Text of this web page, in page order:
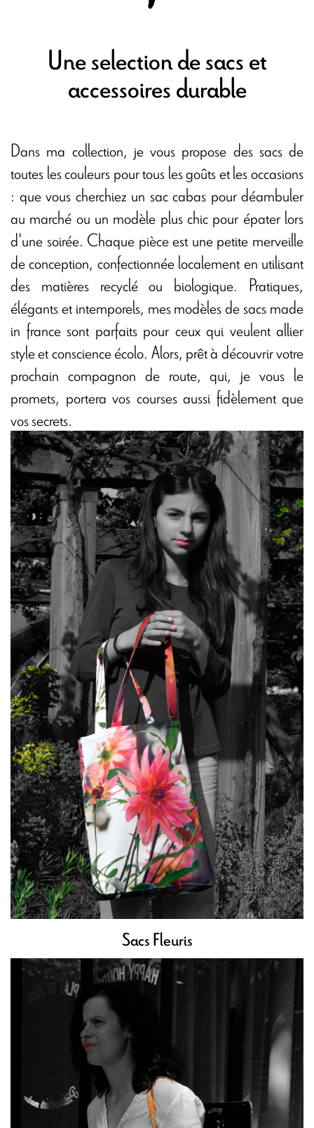
Une selection de sacs et
accessoires durable
Dans ma collection, je vous propose des sacs de
toutes les couleurs pour tous les goûts et les occasions
: que vous cherchiez un sac cabas pour déambuler
au marché ou un modèle plus chic pour épater lors
d'une soirée. Chaque pièce est une petite merveille
de conception, confectionnée localement en utilisant
des matières recyclé ou biologique. Pratiques,
élégants et intemporels, mes modèles de sacs made
in france sont parfaits pour ceux qui veulent allier
style et conscience écolo. Alors, prêt à découvrir votre
prochain compagnon de route, qui, je vous le
promets, portera vos courses aussi fidèlement que
vos secrets.
Sacs Fleuris